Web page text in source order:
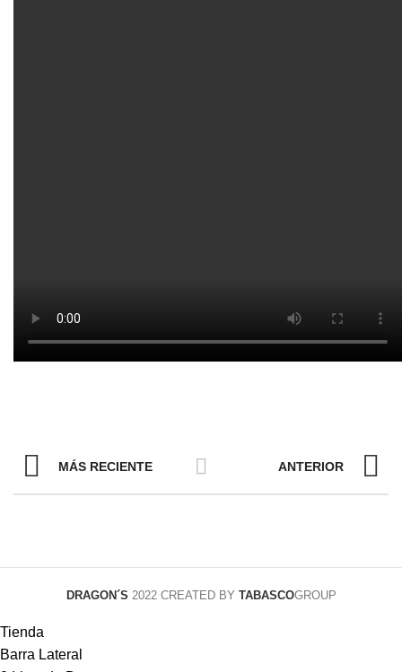
MÁS RECIENTE ANTERIOR
DRAGON´S 2022 CREATED BY TABASCOGROUP
Tienda
Barra Lateral